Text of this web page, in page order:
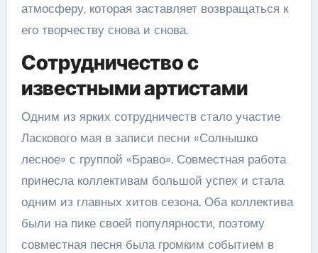
атмосферу, которая заставляет возвращаться к
его творчеству снова и снова.
Сотрудничество с
известными артистами
Одним из ярких сотрудничеств стало участие
Ласкового мая в записи песни «Солнышко
лесное» с группой «Браво». Совместная работа
принесла коллективам большой успех и стала
одним из главных хитов сезона. Оба коллектива
были на пике своей популярности, поэтому
совместная песня была громким событием в